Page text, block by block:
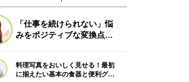
「仕事を続けられない」悩
みをポジティブな変換点…
料理写真をおいしく見せる！最初
に揃えたい基本の食器と便利グ…